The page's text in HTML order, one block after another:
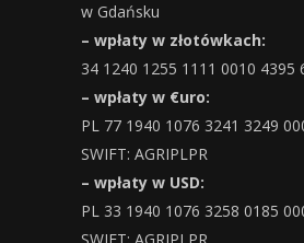
w Gdańsku
– wpłaty w złotówkach:
34 1240 1255 1111 0010 4395
– wpłaty w €uro:
PL 77 1940 1076 3241 3249
SWIFT: AGRIPLPR
– wpłaty w USD:
PL 33 1940 1076 3258 0185